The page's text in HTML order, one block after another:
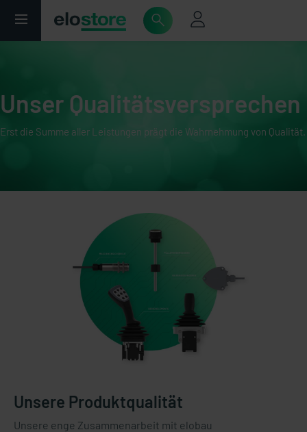
Unser Qualitätsversprechen
Erst die Summe aller Leistungen prägt die Wahrnehmung von Qualität.
Unsere Produktqualität
Unsere enge Zusammenarbeit mit elobau